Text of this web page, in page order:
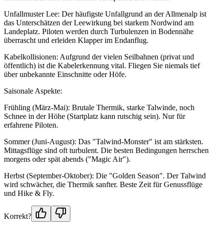
Unfallmuster Lee: Der häufigste Unfallgrund an der Allmenalp ist
das Unterschätzen der Leewirkung bei starkem Nordwind am
Landeplatz. Piloten werden durch Turbulenzen in Bodennähe
überrascht und erleiden Klapper im Endanflug.
Kabelkollisionen: Aufgrund der vielen Seilbahnen (privat und
öffentlich) ist die Kabelerkennung vital. Fliegen Sie niemals tief
über unbekannte Einschnitte oder Höfe.
Saisonale Aspekte:
Frühling (März-Mai): Brutale Thermik, starke Talwinde, noch
Schnee in der Höhe (Startplatz kann rutschig sein). Nur für
erfahrene Piloten.
Sommer (Juni-August): Das "Talwind-Monster" ist am stärksten.
Mittagsflüge sind oft turbulent. Die besten Bedingungen herrschen
morgens oder spät abends ("Magic Air").
Herbst (September-Oktober): Die "Golden Season". Der Talwind
wird schwächer, die Thermik sanfter. Beste Zeit für Genussflüge
und Hike & Fly.
Korrekt?